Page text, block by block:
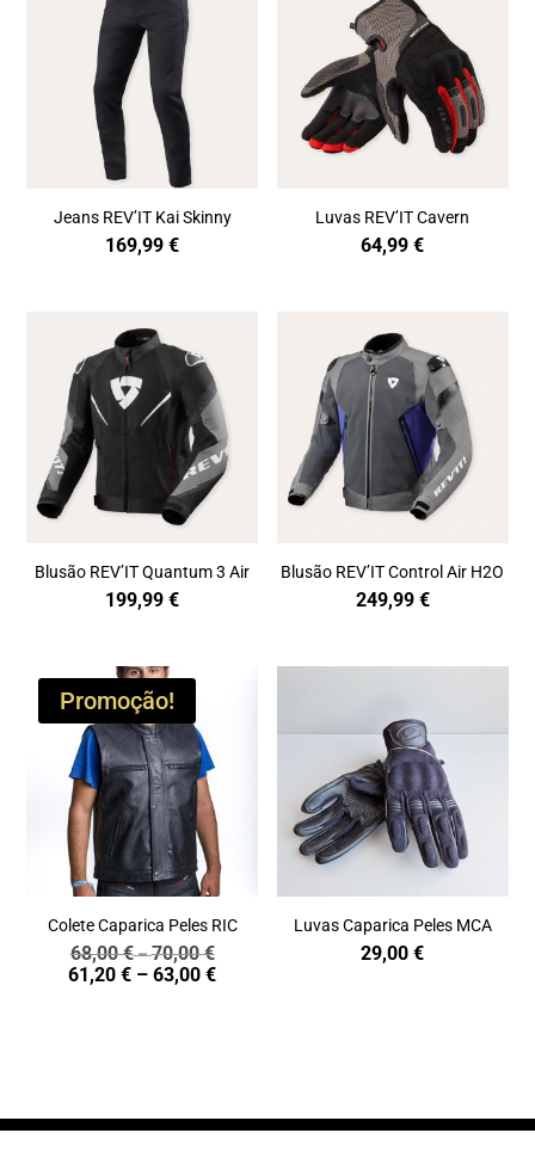
Jeans REV’IT Kai Skinny
169,99€
Luvas REV’IT Cavern
64,99€
Blusão REV’IT Quantum 3 Air
199,99€
Blusão REV’IT Control Air H2O
249,99 €
Promoção!
Colete Caparica Peles RIC
68,00€–70,00€Price
range:
61,20€ – 63,00€Price
Luvas Caparica Peles MCA
29,00€